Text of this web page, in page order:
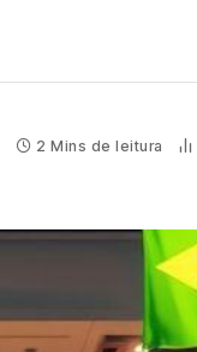
2 Mins de leitura